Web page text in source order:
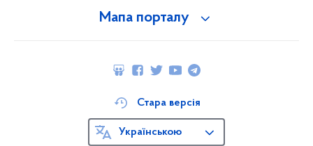
Мапа порталу
Стара версія
Українською